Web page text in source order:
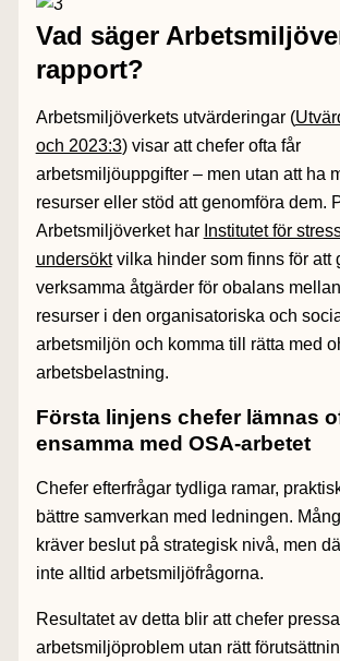
Vad säger
rapport?
Arbetsmiljöverkets utvärderingar (
och 2023:3) visar att chefer ofta får
arbetsmiljöuppgifter – men utan att ha
resurser eller stöd att genomföra dem.
Arbetsmiljöverket har Institutet för
undersöktvilka hinder som finns för att
verksamma åtgärder för obalans
resurser i den organisatoriska och
arbetsmiljön och komma till rätta med
arbetsbelastning.
Första linjens chefer lämnas
ensamma med OSA-arbetet
Chefer efterfrågar tydliga ramar,
bättre samverkan med ledningen.
kräver beslut på strategisk nivå, men
inte alltid arbetsmiljöfrågorna.
Resultatet av detta blir att chefer
arbetsmiljöproblem utan rätt